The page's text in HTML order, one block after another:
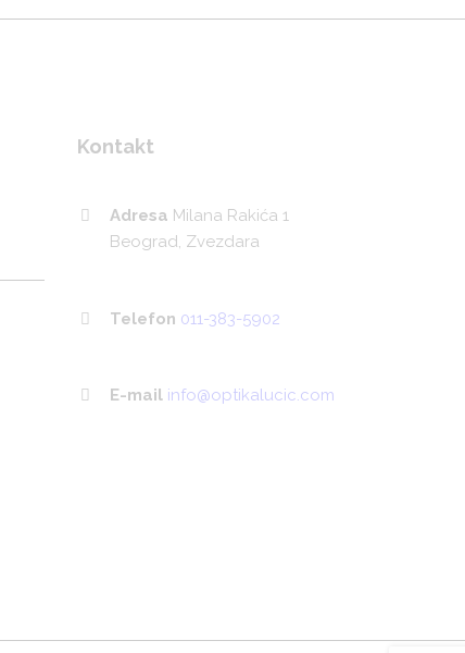
Kontakt
Adresa Milana Rakića 1
Beograd, Zvezdara
Telefon 011-383-5902
E-mail info@optikalucic.com